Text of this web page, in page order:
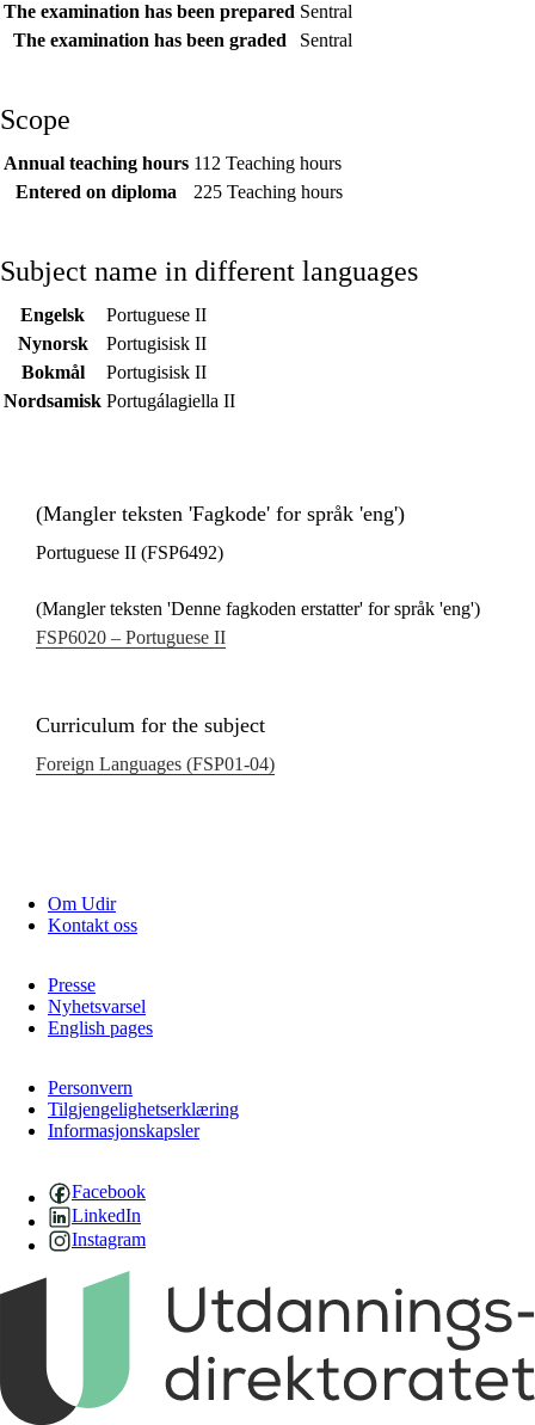
The examination has been prepared Sentral
The examination has been graded
Sentral
Scope
Annual teaching hours 112 Teaching hours
Entered on diploma
225 Teaching hours
Subject name in different languages
Engelsk
Portuguese II
Nynorsk
Portugisisk II
Bokmål
Portugisisk II
Nordsamisk Portugálagiella II
(Mangler teksten 'Fagkode' for språk 'eng')
Portuguese II (FSP6492)
(Mangler teksten 'Denne fagkoden erstatter' for språk 'eng')
FSP6020 – Portuguese II
Curriculum for the subject
Foreign Languages (FSP01‑04)
Om Udir
Kontakt oss
Presse
Nyhetsvarsel
English pages
Personvern
Tilgjengelighetserklæring
Informasjonskapsler
Facebook
LinkedIn
Instagram